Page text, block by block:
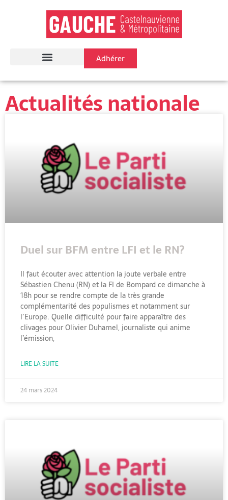
Adhérer
Actualités nationale
Duel sur BFM entre LFI et le RN?
Il faut écouter avec attention la joute verbale entre
Sébastien Chenu (RN) et la FI de Bompard ce dimanche à
18h pour se rendre compte de la très grande
complémentarité des populismes et notamment sur
l’Europe. Quelle difficulté pour faire apparaître des
clivages pour Olivier Duhamel, journaliste qui anime
l’émission,
LIRE LA SUITE
24 mars 2024